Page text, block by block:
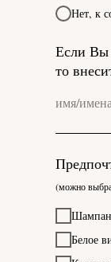
Нет, к
Если Вы
то
(можно
Белое